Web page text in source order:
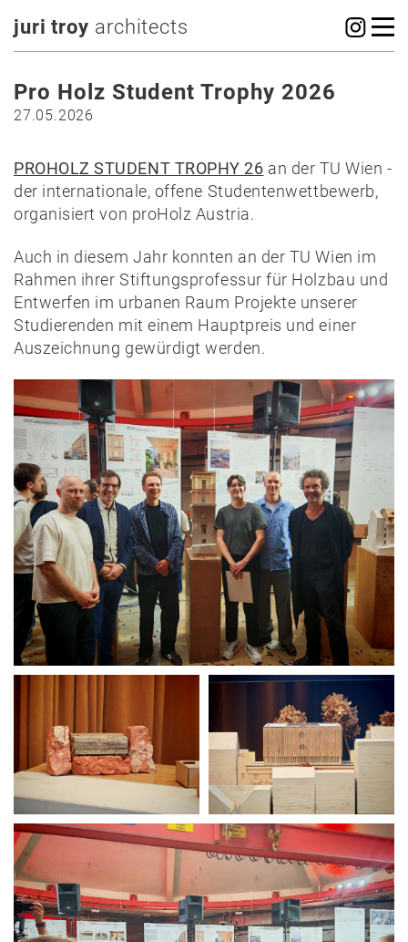
juri troy architects
Pro Holz Student Trophy 2026
27.05.2026
PROHOLZ STUDENT TROPHY 26 an der TU Wien -
der internationale, offene Studentenwettbewerb,
organisiert von proHolz Austria.
Auch in diesem Jahr konnten an der TU Wien im
Rahmen ihrer Stiftungsprofessur für Holzbau und
Entwerfen im urbanen Raum Projekte unserer
Studierenden mit einem Hauptpreis und einer
Auszeichnung gewürdigt werden.